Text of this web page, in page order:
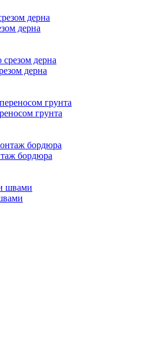
дерна
дерна
грунта
бордюра